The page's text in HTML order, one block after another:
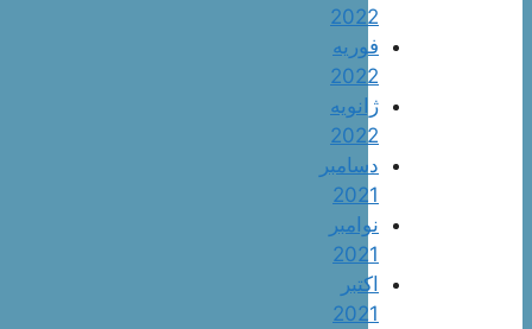
2022
فوریه
2022
ژانویه
2022
دسامبر
2021
نوامبر
2021
اکتبر
2021